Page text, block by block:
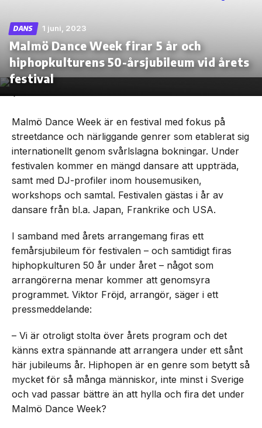
Skip
the
DANS 1 juni, 2023
Malmö Dance Week firar 5 år och
hiphopkulturens 50-årsjubileum vid årets
festival
Malmö Dance Week är en festival med fokus på
streetdance och närliggande genrer som etablerat sig
internationellt genom svårlslagna bokningar. Under
festivalen kommer en mängd dansare att uppträda,
samt med DJ-profiler inom housemusiken,
workshops och samtal. Festivalen gästas i år av
dansare från bl.a. Japan, Frankrike och USA.
I samband med årets arrangemang firas ett
femårsjubileum för festivalen – och samtidigt firas
hiphopkulturen 50 år under året – något som
arrangörerna menar kommer att genomsyra
programmet. Viktor Fröjd, arrangör, säger i ett
pressmeddelande:
– Vi är otroligt stolta över årets program och det
känns extra spännande att arrangera under ett sånt
här jubileums år. Hiphopen är en genre som betytt så
mycket för så många människor, inte minst i Sverige
och vad passar bättre än att hylla och fira det under
Malmö Dance Week?